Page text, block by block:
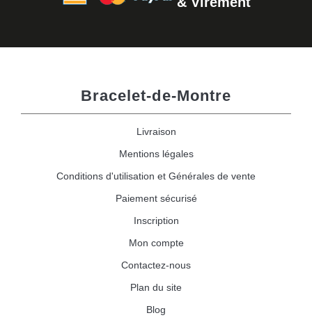
Bracelet-de-Montre
Livraison
Mentions légales
Conditions d'utilisation et Générales de vente
Paiement sécurisé
Inscription
Mon compte
Contactez-nous
Plan du site
Blog